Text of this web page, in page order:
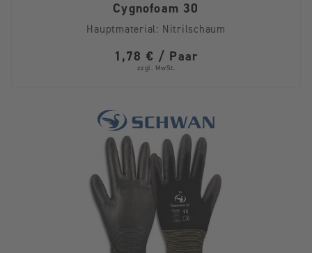
Cygnofoam 30
Hauptmaterial: Nitrilschaum
1,78 € / Paar
zzgl. MwSt.